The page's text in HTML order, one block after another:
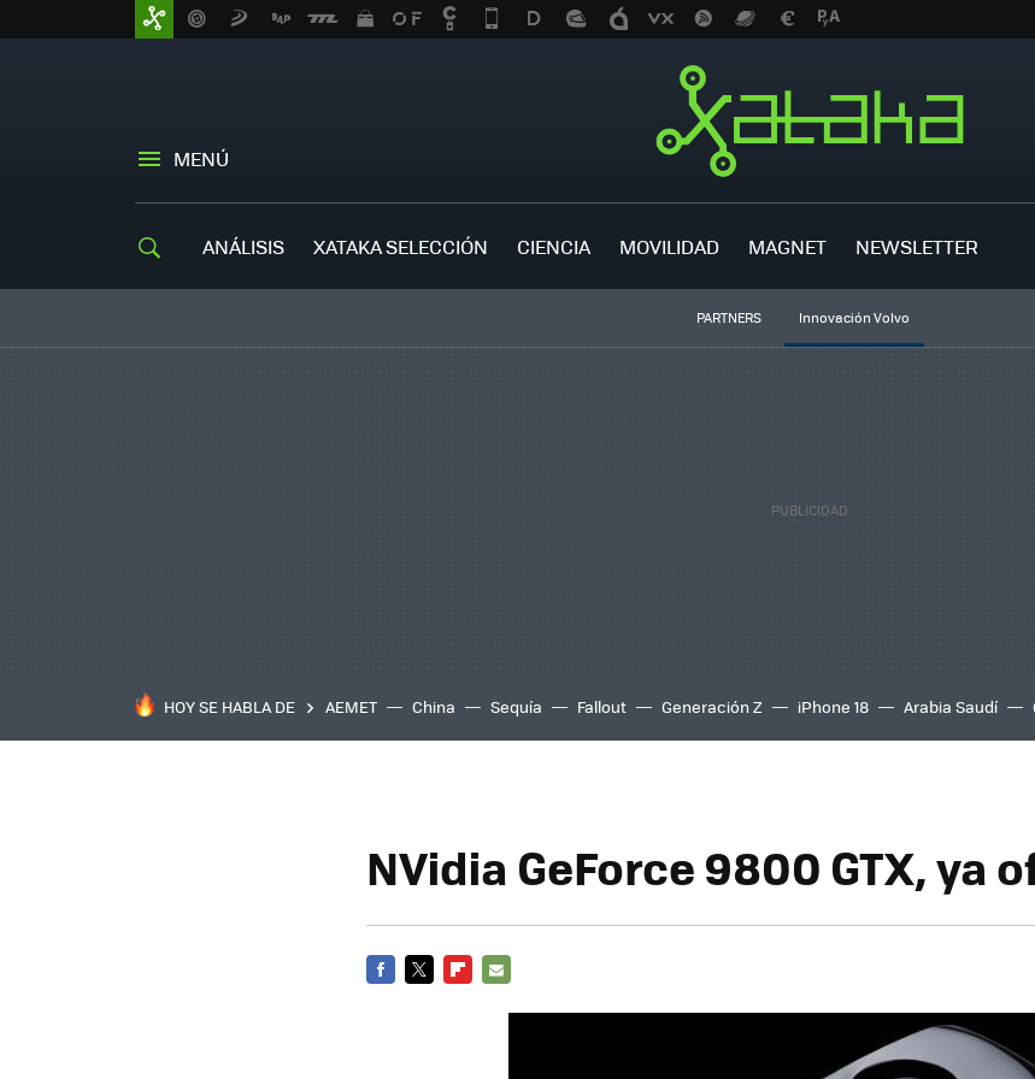
MENÚ
ANÁLISIS XATAKA SELECCIÓN CIENCIA MOVILIDAD MAGNET NEWSLETTER
PARTNERS Innovación Volvo
HOY SE HABLA DE AEMET China Sequía Fallout Generación Z iPhone 18 Arabia Saudí
NVidia GeForce 9800 GTX, ya